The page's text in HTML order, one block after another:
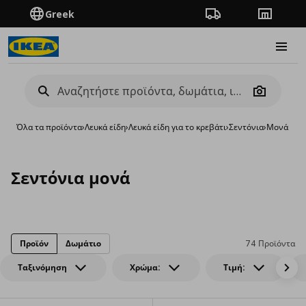
Greek Πορεία παραγγελίας
Camera
Όλα τα προϊόντα›Λευκά είδη›Λευκά είδη για το κρεβάτι›Σεντόνια›Μονά
Σεντόνια μονά
Ταξινόμηση Χρώμα: Τιμή:
74 Προϊόντα
Προϊόν Δωμάτιο